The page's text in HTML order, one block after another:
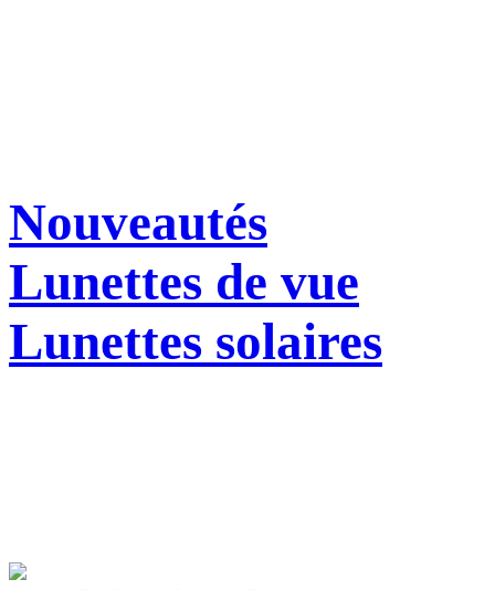
Nouveautés
Lunettes de vue
Lunettes solaires